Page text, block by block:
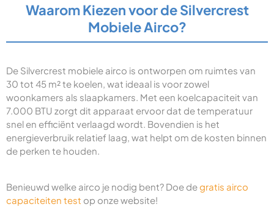
Waarom Kiezen voor de Silvercrest
Mobiele Airco?
De Silvercrest mobiele airco is ontworpen om ruimtes van
30 tot 45 m² te koelen, wat ideaal is voor zowel
woonkamers als slaapkamers. Met een koelcapaciteit van
7.000 BTU zorgt dit apparaat ervoor dat de temperatuur
snel en efficiënt verlaagd wordt. Bovendien is het
energieverbruik relatief laag, wat helpt om de kosten binnen
de perken te houden.
Benieuwd welke airco je nodig bent? Doe degratis airco
capaciteiten test op onze website!